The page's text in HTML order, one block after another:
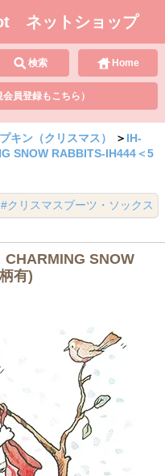
ネットショップ
検索 Home
員登録もこちら）
キン（クリスマス） ＞ IH-
SNOW RABBITS-IH444＜5
#クリスマスブーツ・ソックス
SNOW
有)